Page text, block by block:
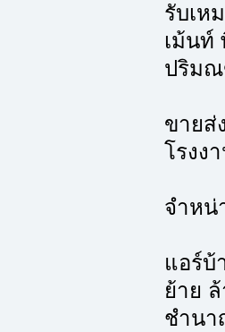
รับเห
เม้นท์
ปริม
ขายส่
โรงง
จำหน่
แอร์บ้
ย้าย
ชำนา